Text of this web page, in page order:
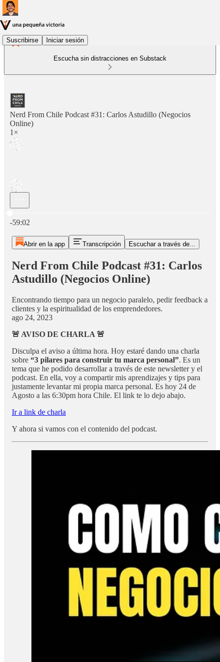
Suscribirse Iniciar sesión
Escucha sin distracciones en Substack
Nerd From Chile Podcast #31: Carlos Astudillo (Negocios
Online)
1×
-59:02
Abrir en la app Transcripción Escuchar a través de...
Nerd From Chile Podcast #31: Carlos
Astudillo (Negocios Online)
Encontrando tiempo para un negocio paralelo, pedir feedback a
clientes y la espiritualidad de los emprendedores.
ago 24, 2023
🚨 AVISO DE CHARLA 🚨
Disculpa el aviso a última hora. Hoy estaré dando una charla
sobre “3 pilares para construir tu marca personal”. Es un
tema que he podido desarrollar a través de este newsletter y el
podcast. En ella, voy a compartir mis aprendizajes y tips para
justamente levantar mi propia marca personal. Es hoy 24 de
Agosto a las 6:30pm hora Chile. El link te lo dejo abajo.
Ir a link de charla
Y ahora si vamos con el contenido del podcast.